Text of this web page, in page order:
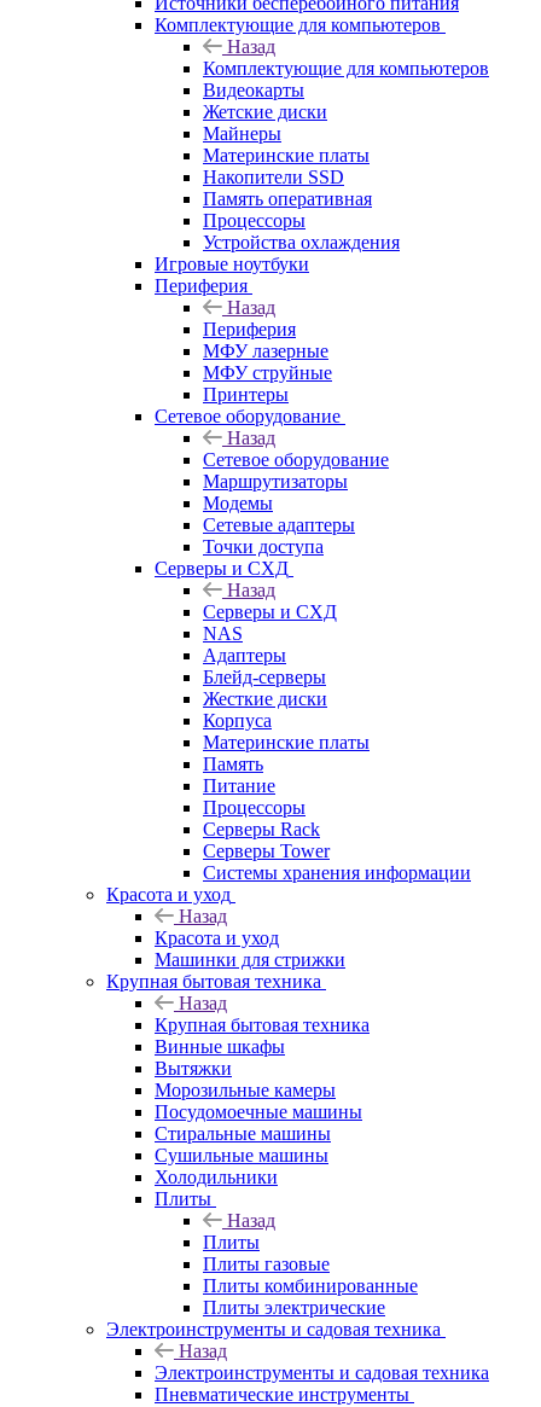
Комплектующие для компьютеров
Назад
Комплектующие для компьютеров
Видеокарты
Жетские диски
Майнеры
Материнские платы
Накопители SSD
Память оперативная
Процессоры
Устройства охлаждения
Игровые ноутбуки
Периферия
Назад
Периферия
МФУ лазерные
МФУ струйные
Принтеры
Сетевое оборудование
Назад
Сетевое оборудование
Маршрутизаторы
Модемы
Сетевые адаптеры
Точки доступа
Серверы и СХД
Назад
Серверы и СХД
NAS
Адаптеры
Блейд-серверы
Жесткие диски
Корпуса
Материнские платы
Память
Питание
Процессоры
Серверы Rack
Серверы Tower
Системы хранения информации
Красота и уход
Назад
Красота и уход
Машинки для стрижки
Крупная бытовая техника
Назад
Крупная бытовая техника
Винные шкафы
Вытяжки
Морозильные камеры
Посудомоечные машины
Стиральные машины
Сушильные машины
Холодильники
Плиты
Назад
Плиты
Плиты газовые
Плиты комбинированные
Плиты электрические
Электроинструменты и садовая техника
Назад
Электроинструменты и садовая техника
Пневматические инструменты